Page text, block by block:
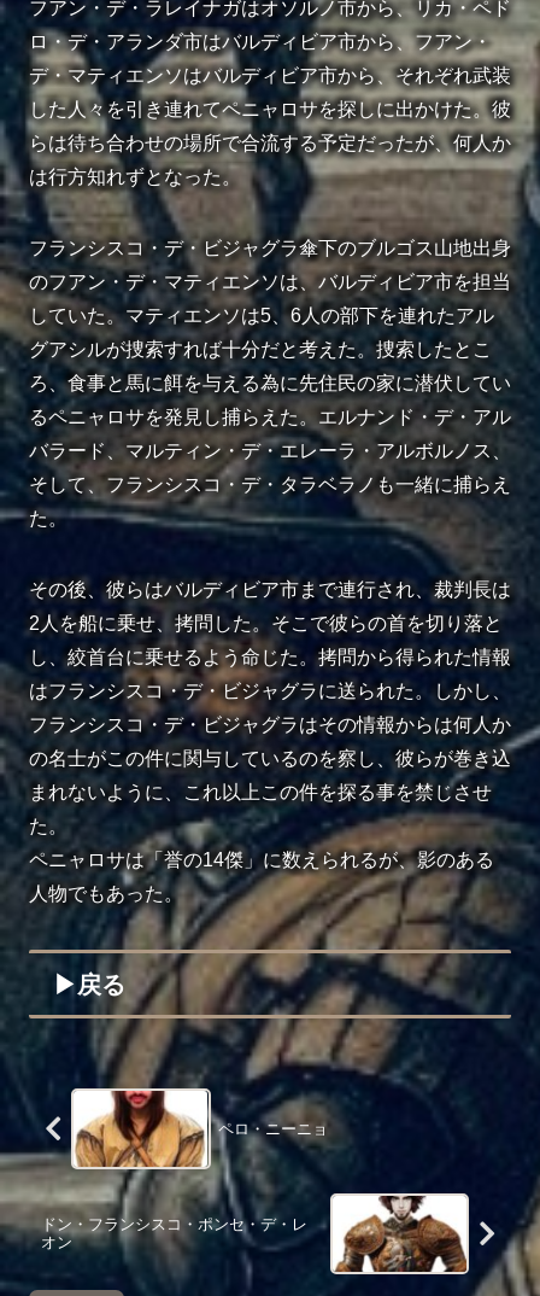
フアン・デ・ラレイナガはオソルノ市から、リカ・ペド
ロ・デ・アランダ市はバルディビア市から、フアン・
デ・マティエンソはバルディビア市から、それぞれ武装
した人々を引き連れてペニャロサを探しに出かけた。彼
らは待ち合わせの場所で合流する予定だったが、何人か
は行方知れずとなった。
フランシスコ・デ・ビジャグラ傘下のブルゴス山地出身
のフアン・デ・マティエンソは、バルディビア市を担当
していた。マティエンソは5、6人の部下を連れたアル
グアシルが捜索すれば十分だと考えた。捜索したとこ
ろ、食事と馬に餌を与える為に先住民の家に潜伏してい
るペニャロサを発見し捕らえた。エルナンド・デ・アル
バラード、マルティン・デ・エレーラ・アルボルノス、
そして、フランシスコ・デ・タラベラノも一緒に捕らえ
た。
その後、彼らはバルディビア市まで連行され、裁判長は
2人を船に乗せ、拷問した。そこで彼らの首を切り落と
し、絞首台に乗せるよう命じた。拷問から得られた情報
はフランシスコ・デ・ビジャグラに送られた。しかし、
フランシスコ・デ・ビジャグラはその情報からは何人か
の名士がこの件に関与しているのを察し、彼らが巻き込
まれないように、これ以上この件を探る事を禁じさせ
た。
ペニャロサは「誉の14傑」に数えられるが、影のある
人物でもあった。
▶︎戻る
ペロ・ニーニョ
ドン・フランシスコ・ポンセ・デ・レ
オン